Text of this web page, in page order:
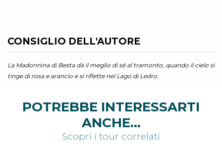
CONSIGLIO DELL'AUTORE
La Madonnina di Besta dà il meglio di sé al tramonto, quando il cielo si
tinge di rosa e arancio e si riflette nel Lago di Ledro.
POTREBBE INTERESSARTI
ANCHE...
Scopri i tour correlati